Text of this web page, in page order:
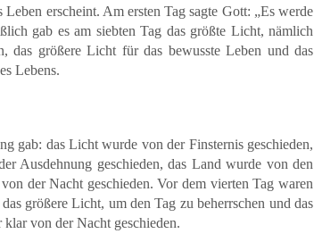
erscheint. Am ersten Tag sagte Gott: „Es werde
gab es am siebten Tag das größte Licht, nämlich
das größere Licht für das bewusste Leben und das
Lebens.
gab: das Licht wurde von der Finsternis geschieden,
Ausdehnung geschieden, das Land wurde von den
der Nacht geschieden. Vor dem vierten Tag waren
größere Licht, um den Tag zu beherrschen und das
von der Nacht geschieden.